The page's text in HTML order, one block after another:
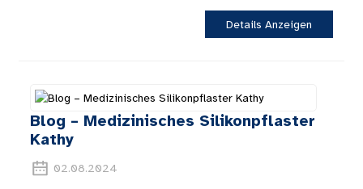
Details Anzeigen
Blog – Medizinisches Silikonpflaster
Kathy
02.08.2024